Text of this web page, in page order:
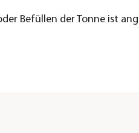
Befüllen der Tonne ist